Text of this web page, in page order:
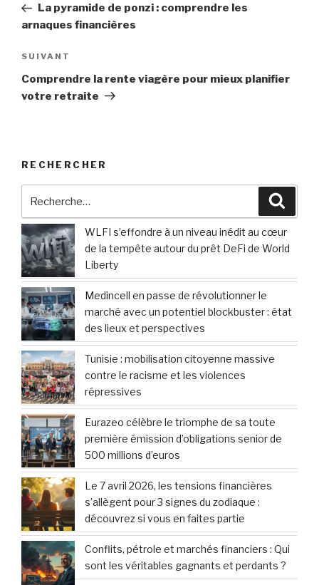
l’article
précédent
La pyramide de ponzi : comprendre les
arnaques financières
Article
suivant
SUIVANT
Comprendre la rente viagère pour mieux planifier
votre retraite
RECHERCHER
pour
:
WLFI s’effondre à un niveau inédit au cœur
de la tempête autour du prêt DeFi de World
Liberty
Medincell en passe de révolutionner le
marché avec un potentiel blockbuster : état
des lieux et perspectives
Tunisie : mobilisation citoyenne massive
contre le racisme et les violences
répressives
Eurazeo célèbre le triomphe de sa toute
première émission d’obligations senior de
500 millions d’euros
Le 7 avril 2026, les tensions financières
s’allègent pour 3 signes du zodiaque :
découvrez si vous en faites partie
Conflits, pétrole et marchés financiers : Qui
sont les véritables gagnants et perdants ?